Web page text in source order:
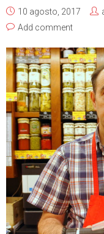
10 agosto, 2017
Add comment